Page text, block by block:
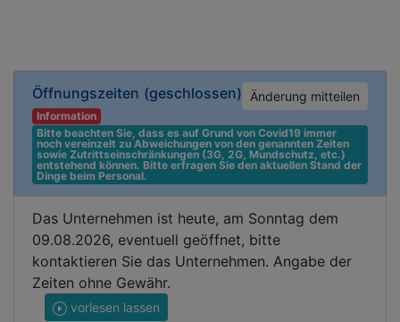
Öffnungszeiten (geschlossen) Änderung mitteilen
Information
Bitte beachten Sie, dass es auf Grund von Covid19 immer
noch vereinzelt zu Abweichungen von den genannten Zeiten
sowie Zutrittseinschränkungen (3G, 2G, Mundschutz, etc.)
entstehend können. Bitte erfragen Sie den aktuellen Stand der
Dinge beim Personal.
Das Unternehmen ist heute, am Sonntag dem
09.08.2026, eventuell geöffnet, bitte
kontaktieren Sie das Unternehmen. Angabe der
Zeiten ohne Gewähr.
vorlesen lassen